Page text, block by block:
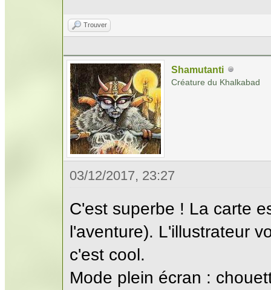
Trouver
Shamutanti
Créature du Khalkabad
03/12/2017, 23:27
C'est superbe ! La carte
l'aventure). L'illustrateur
c'est cool.
Mode plein écran :